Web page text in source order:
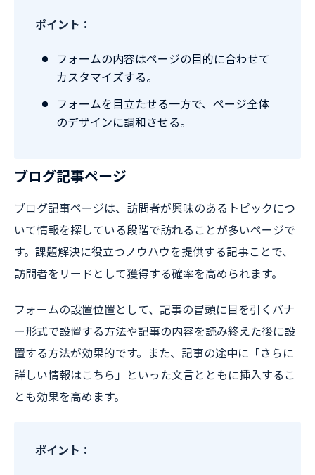
ポイント：
フォームの内容はページの目的に合わせて
カスタマイズする。
フォームを目立たせる一方で、ページ全体
のデザインに調和させる。
ブログ記事ページ
ブログ記事ページは、訪問者が興味のあるトピックにつ
いて情報を探している段階で訪れることが多いページで
す。課題解決に役立つノウハウを提供する記事ことで、
訪問者をリードとして獲得する確率を高められます。
フォームの設置位置として、記事の冒頭に目を引くバナ
ー形式で設置する方法や記事の内容を読み終えた後に設
置する方法が効果的です。また、記事の途中に「さらに
詳しい情報はこちら」といった文言とともに挿入するこ
とも効果を高めます。
ポイント：